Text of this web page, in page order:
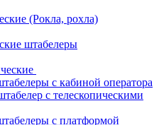
(Рокла, рохла)
штабелеры
с кабиной оператора
с телескопическими
с платформой